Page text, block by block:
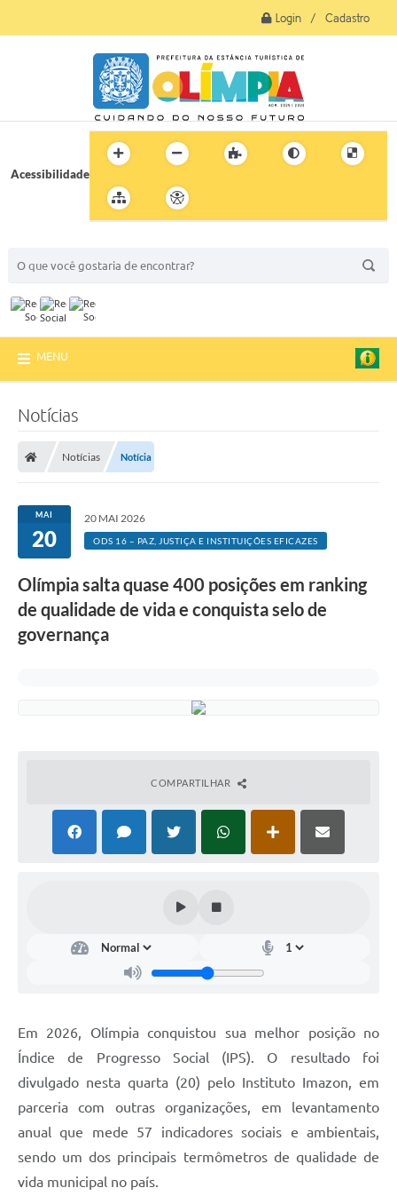
Login / Cadastro
Acessibilidade
MENU
Notícias
Notícias Notícia
MAI
20
20 MAI 2026
ODS 16 – PAZ, JUSTIÇA E INSTITUIÇÕES EFICAZES
Olímpia salta quase 400 posições em ranking
de qualidade de vida e conquista selo de
governança
COMPARTILHAR
Em 2026, Olímpia conquistou sua melhor posição no
Índice de Progresso Social (IPS). O resultado foi
divulgado nesta quarta (20) pelo Instituto Imazon, em
parceria com outras organizações, em levantamento
anual que mede 57 indicadores sociais e ambientais,
sendo um dos principais termômetros de qualidade de
vida municipal no país.